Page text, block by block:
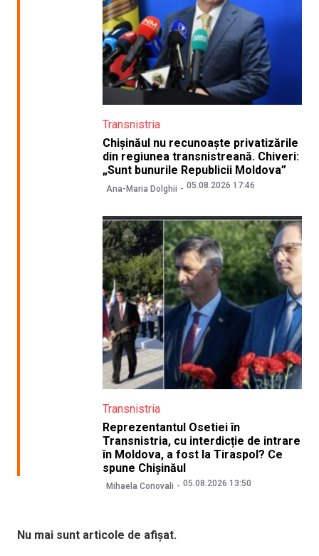
Transnistria
Chișinăul nu recunoaște privatizările
din regiunea transnistreană. Chiveri:
„Sunt bunurile Republicii Moldova”
Ana-Maria Dolghii 05.08.2026 17:46
Transnistria
Reprezentantul Osetiei în
Transnistria, cu interdicție de intrare
în Moldova, a fost la Tiraspol? Ce
spune Chișinăul
Mihaela Conovali 05.08.2026 13:50
Nu mai sunt articole de afișat.